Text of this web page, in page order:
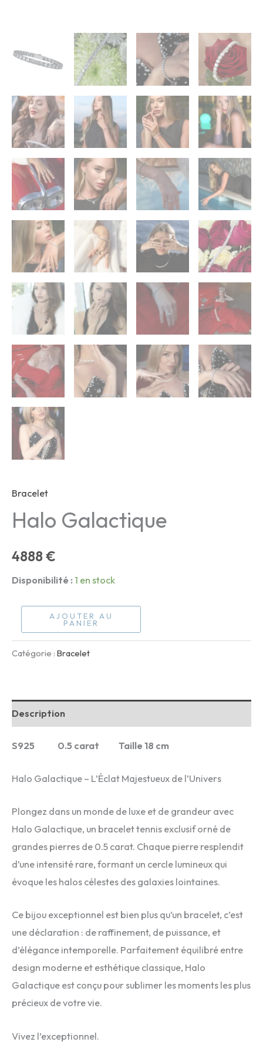
Bracelet
Halo Galactique
4888 €
Disponibilité : 1 en stock
de
Halo
AJOUTER AU
PANIER
Catégorie : Bracelet
Description
S925 0.5 carat Taille 18 cm
Halo Galactique – L’Éclat Majestueux de l’Univers
Plongez dans un monde de luxe et de grandeur avec
Halo Galactique, un bracelet tennis exclusif orné de
grandes pierres de 0.5 carat. Chaque pierre resplendit
d’une intensité rare, formant un cercle lumineux qui
évoque les halos célestes des galaxies lointaines.
Ce bijou exceptionnel est bien plus qu’un bracelet, c’est
une déclaration : de raffinement, de puissance, et
d’élégance intemporelle. Parfaitement équilibré entre
design moderne et esthétique classique, Halo
Galactique est conçu pour sublimer les moments les plus
précieux de votre vie.
Vivez l’exceptionnel.